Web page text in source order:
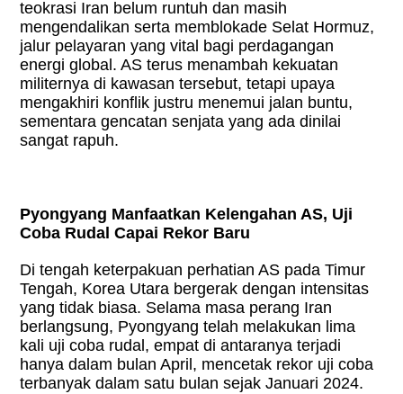
teokrasi Iran belum runtuh dan masih
mengendalikan serta memblokade Selat Hormuz,
jalur pelayaran yang vital bagi perdagangan
energi global. AS terus menambah kekuatan
militernya di kawasan tersebut, tetapi upaya
mengakhiri konflik justru menemui jalan buntu,
sementara gencatan senjata yang ada dinilai
sangat rapuh.
Pyongyang Manfaatkan Kelengahan AS, Uji
Coba Rudal Capai Rekor Baru
Di tengah keterpakuan perhatian AS pada Timur
Tengah, Korea Utara bergerak dengan intensitas
yang tidak biasa. Selama masa perang Iran
berlangsung, Pyongyang telah melakukan lima
kali uji coba rudal, empat di antaranya terjadi
hanya dalam bulan April, mencetak rekor uji coba
terbanyak dalam satu bulan sejak Januari 2024.